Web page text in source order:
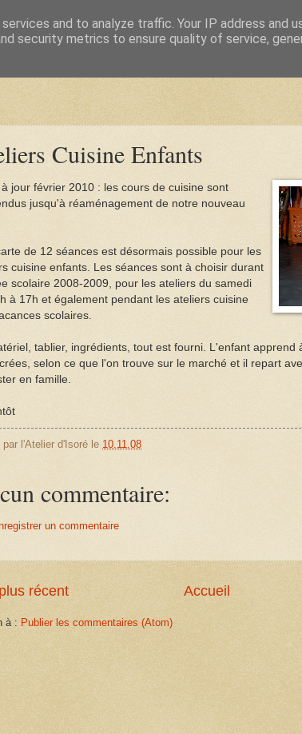
Cuisine Enfants
à jour février 2010 : les cours de cuisine sont
jusqu'à réaménagement de notre nouveau
de 12 séances est désormais possible pour les
cuisine enfants. Les séances sont à choisir durant
scolaire 2008-2009, pour les ateliers du samedi
à 17h et également pendant les ateliers cuisine
scolaires.
tablier, ingrédients, tout est fourni. L'enfant
selon ce que l'on trouve sur le marché et il repart
en famille.
par l'Atelier d'Isoré le 10.11.08
commentaire:
un commentaire
récent Accueil
à : Publier les commentaires (Atom)
and to analyze traffic. Your IP address and
security metrics to ensure quality of service,